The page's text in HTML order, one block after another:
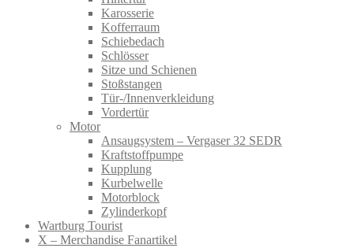
Karosserie
Kofferraum
Schiebedach
Schlösser
Sitze und Schienen
Stoßstangen
Tür-/Innenverkleidung
Vordertür
Motor
Ansaugsystem – Vergaser 32 SEDR
Kraftstoffpumpe
Kupplung
Kurbelwelle
Motorblock
Zylinderkopf
Wartburg Tourist
X – Merchandise Fanartikel